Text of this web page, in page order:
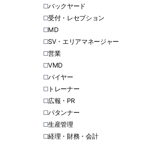
バックヤード
受付・レセプション
MD
SV・エリアマネージャー
営業
VMD
バイヤー
トレーナー
広報・PR
パタンナー
生産管理
経理・財務・会計